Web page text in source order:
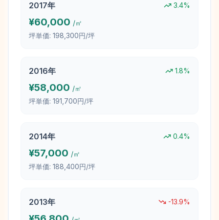
2017年 3.4%
¥60,000 /㎡
坪単価: 198,300円/坪
2016年 1.8%
¥58,000 /㎡
坪単価: 191,700円/坪
2014年 0.4%
¥57,000 /㎡
坪単価: 188,400円/坪
2013年 -13.9%